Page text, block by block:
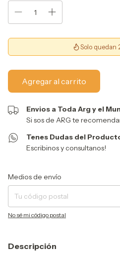
Solo quedan
Envios a Toda Arg y el
Si sos de ARG te
Tenes Dudas del
Escribinos y consultanos!
Entregas para el CP:
Medios de envío
No sé mi código postal
Descripción